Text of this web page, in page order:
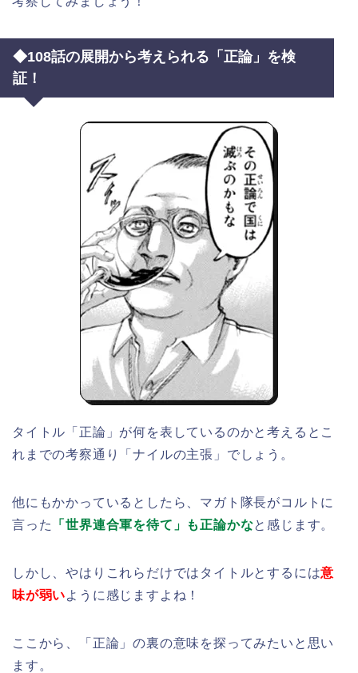
◆108話の展開から考えられる「正論」を検
証！
タイトル「正論」が何を表しているのかと考えるとこ
れまでの考察通り「ナイルの主張」でしょう。
他にもかかっているとしたら、マガト隊長がコルトに
言った
「世界連合軍を待て」も正論かなと感じます。
しかし、やはりこれらだけではタイトルとするには意
味が弱いように感じますよね！
ここから、「正論」の裏の意味を探ってみたいと思い
ます。